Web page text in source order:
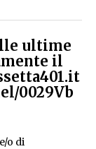
ultime
il
0029Vb
o di